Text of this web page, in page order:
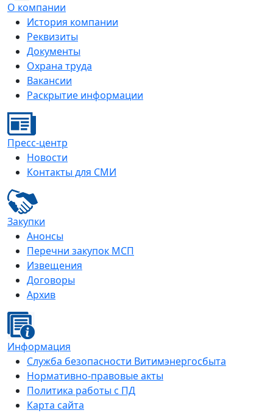
О компании
История компании
Реквизиты
Документы
Охрана труда
Вакансии
Раскрытие информации
Пресс-центр
Новости
Контакты для СМИ
Закупки
Анонсы
Перечни закупок МСП
Извещения
Договоры
Архив
Информация
Служба безопасности Витимэнергосбыта
Нормативно-правовые акты
Политика работы с ПД
Карта сайта